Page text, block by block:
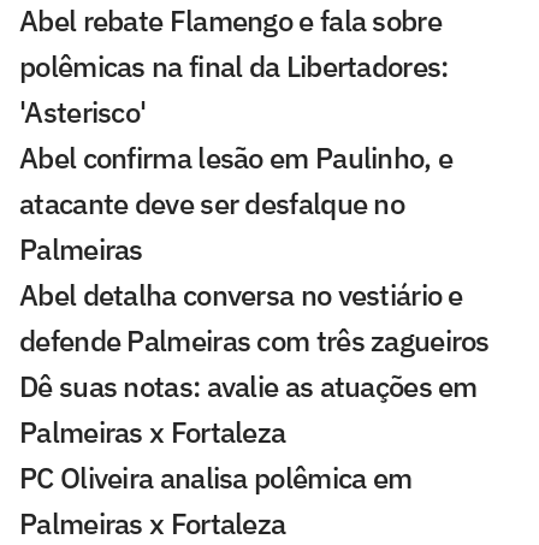
Abel rebate Flamengo e fala sobre
polêmicas na final da Libertadores:
'Asterisco'
Abel confirma lesão em Paulinho, e
atacante deve ser desfalque no
Palmeiras
Abel detalha conversa no vestiário e
defende Palmeiras com três zagueiros
Dê suas notas: avalie as atuações em
Palmeiras x Fortaleza
PC Oliveira analisa polêmica em
Palmeiras x Fortaleza